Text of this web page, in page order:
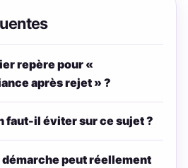
repère pour «
après rejet » ?
faut-il éviter sur ce sujet ?
peut réellement